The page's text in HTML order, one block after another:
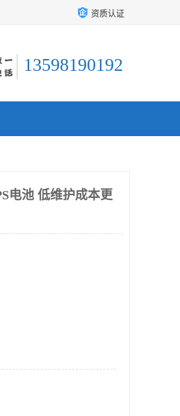
资质认证
13598190192
电池 低维护成本更